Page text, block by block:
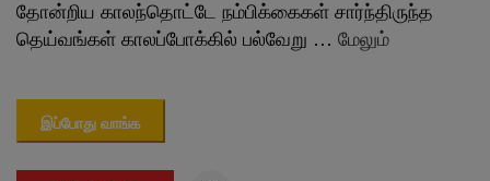
தோன்றிய காலந்தொட்டே நம்பிக்கைகள் சார்ந்திருந்த
தெய்வங்கள் காலப்போக்கில் பல்வேறு … மேலும்
இப்போது வாங்க